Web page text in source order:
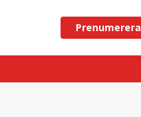
Prenumerera